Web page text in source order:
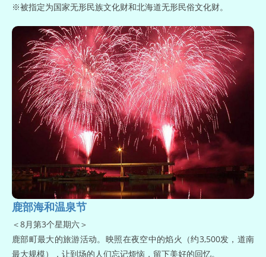
※被指定为国家无形民族文化财和北海道无形民俗文化财。
鹿部海和温泉节
＜8月第3个星期六＞
鹿部町最大的旅游活动。映照在夜空中的焰火（约3,500发，道南
最大规模），让到场的人们忘记烦恼，留下美好的回忆。